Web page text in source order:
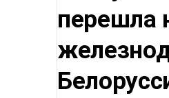
перешла